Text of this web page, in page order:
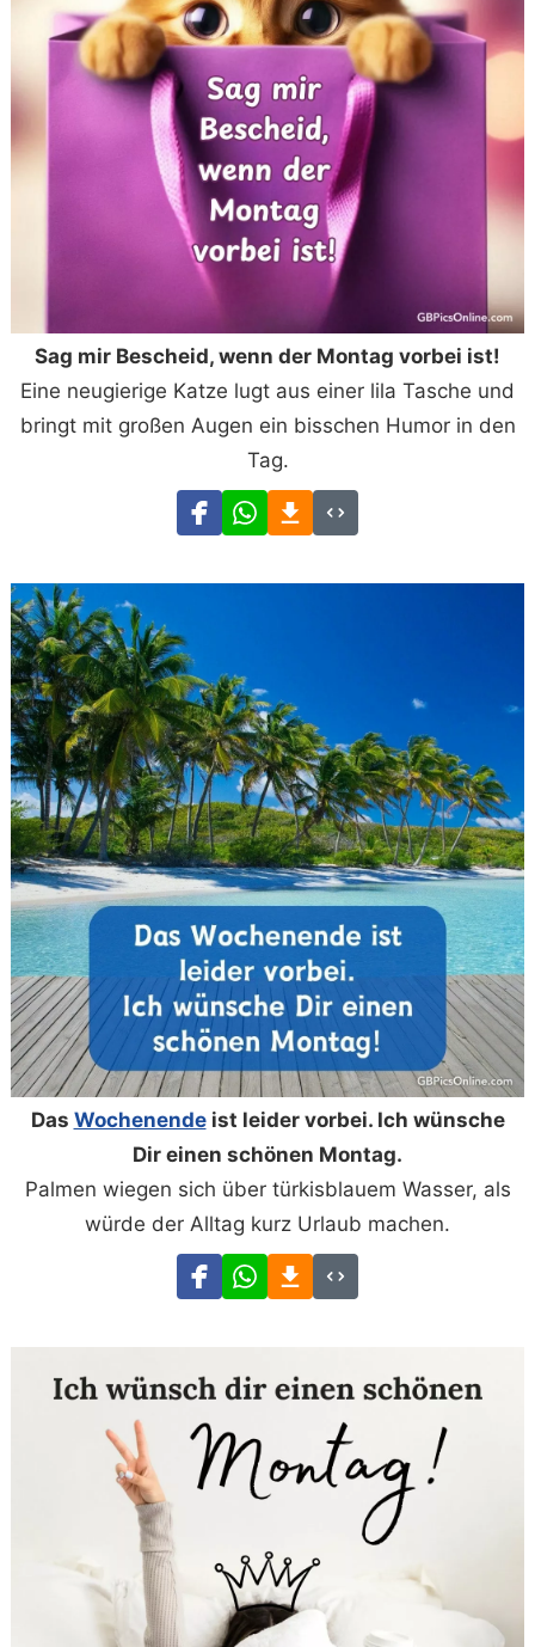
Sag mir Bescheid, wenn der Montag vorbei ist!
Eine neugierige Katze lugt aus einer lila Tasche und
bringt mit großen Augen ein bisschen Humor in den
Tag.
Das Wochenendeist leider vorbei. Ich wünsche
Dir einen schönen Montag.
Palmen wiegen sich über türkisblauem Wasser, als
würde der Alltag kurz Urlaub machen.